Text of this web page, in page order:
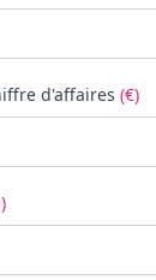
d'affaires (€)